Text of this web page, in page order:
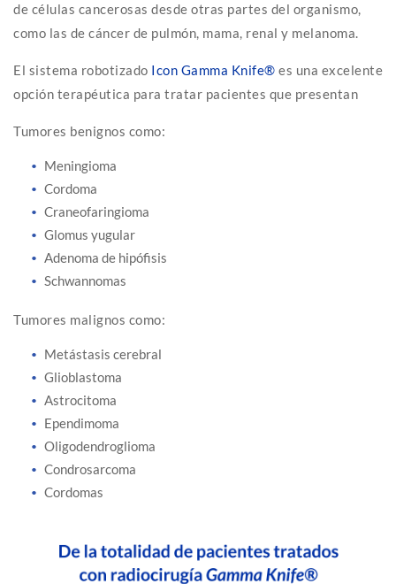
de células cancerosas desde otras partes del organismo,
como las de cáncer de pulmón, mama, renal y melanoma.
El sistema robotizado Icon Gamma Knife® es una excelente
opción terapéutica para tratar pacientes que presentan
Tumores benignos como:
Meningioma
Cordoma
Craneofaringioma
Glomus yugular
Adenoma de hipófisis
Schwannomas
Tumores malignos como:
Metástasis cerebral
Glioblastoma
Astrocitoma
Ependimoma
Oligodendroglioma
Condrosarcoma
Cordomas